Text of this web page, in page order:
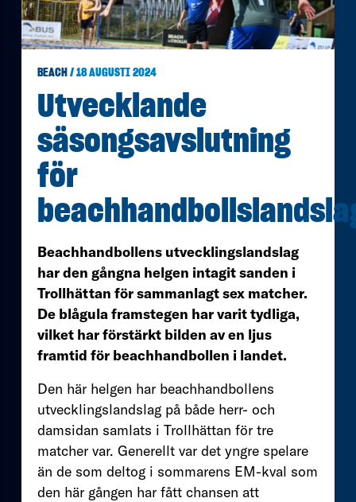
BEACH / 18 AUGUSTI 2024
Utvecklande
säsongsavslutning
för
Beachhandbollens utvecklingslandslag
har den gångna helgen intagit sanden i
Trollhättan för sammanlagt sex matcher.
De blågula framstegen har varit tydliga,
vilket har förstärkt bilden av en ljus
framtid för beachhandbollen i landet.
Den här helgen har beachhandbollens
utvecklingslandslag på både herr- och
damsidan samlats i Trollhättan för tre
matcher var. Generellt var det yngre spelare
än de som deltog i sommarens EM-kval som
den här gången har fått chansen att